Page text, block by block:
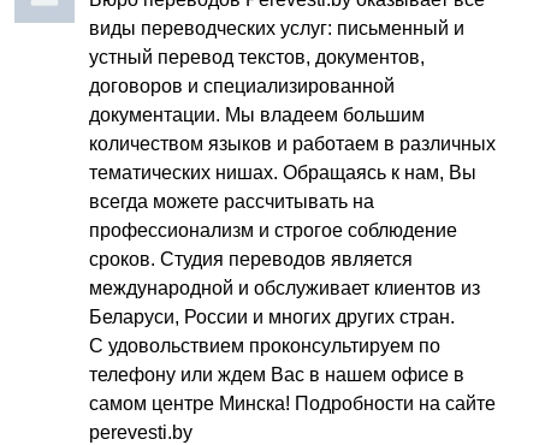
виды переводческих услуг: письменный и
устный перевод текстов, документов,
договоров и специализированной
документации. Мы владеем большим
количеством языков и работаем в различных
тематических нишах. Обращаясь к нам, Вы
всегда можете рассчитывать на
профессионализм и строгое соблюдение
сроков. Студия переводов является
международной и обслуживает клиентов из
Беларуси, России и многих других стран.
С удовольствием проконсультируем по
телефону или ждем Вас в нашем офисе в
самом центре Минска! Подробности на сайте
perevesti.by